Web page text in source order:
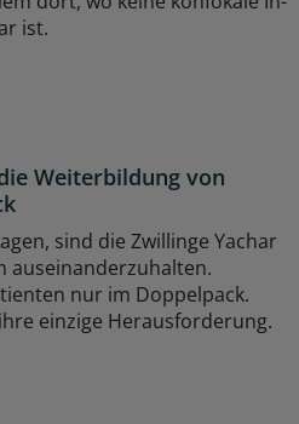
ist.
Weiterbildung von
sind die Zwillinge Yachar
auseinanderzuhalten.
nur im Doppelpack.
einzige Herausforderung.